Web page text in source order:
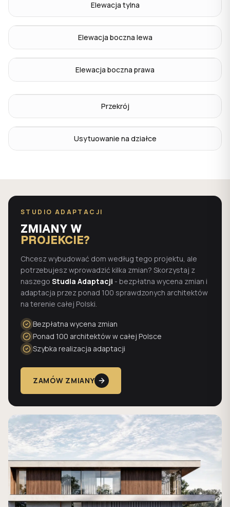
Elewacja tylna
Elewacja boczna lewa
Elewacja boczna prawa
Przekrój
Usytuowanie na działce
STUDIO ADAPTACJI
ZMIANY W
PROJEKCIE?
Chcesz wybudować dom według tego projektu, ale
potrzebujesz wprowadzić kilka zmian? Skorzystaj z
naszego Studia Adaptacji - bezpłatna wycena zmian i
adaptacja przez ponad 100 sprawdzonych architektów
na terenie całej Polski.
Bezpłatna wycena zmian
Ponad 100 architektów w całej Polsce
Szybka realizacja adaptacji
ZAMÓW ZMIANY